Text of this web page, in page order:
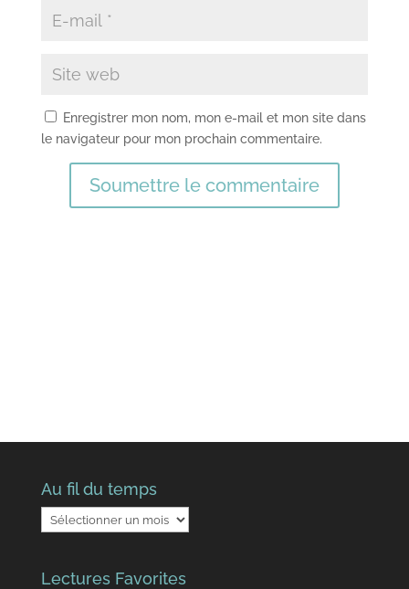
Enregistrer mon nom, mon e-mail et mon site dans
le navigateur pour mon prochain commentaire.
Soumettre le commentaire
Au fil du temps
Au
fil
temps
Lectures Favorites